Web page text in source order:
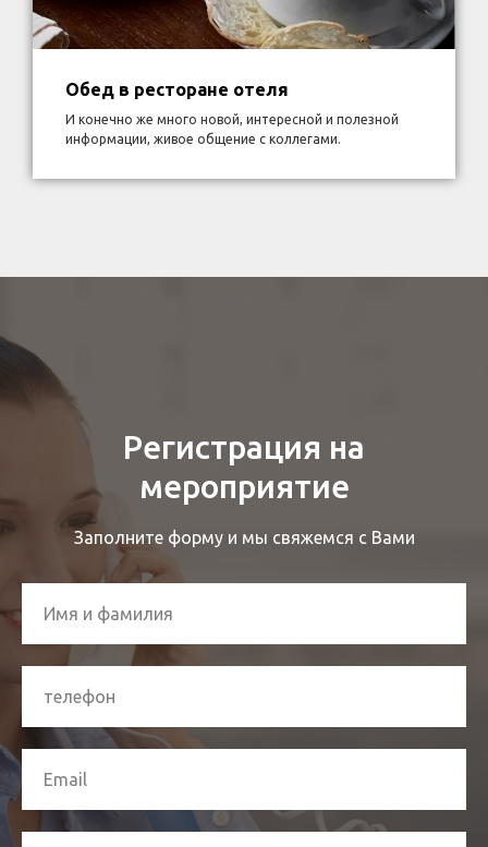
Обед в ресторане отеля
И конечно же много новой, интересной и полезной
информации, живое общение с коллегами.
Регистрация на
мероприятие
Заполните форму и мы свяжемся с Вами